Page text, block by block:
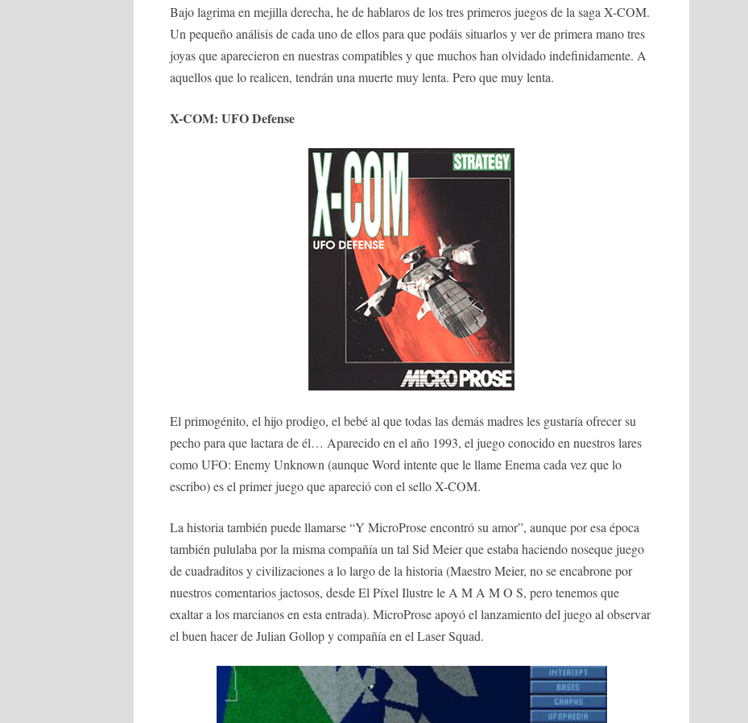
Bajo lagrima en mejilla derecha, he de hablaros de los tres primeros juegos de la saga X-COM.
Un pequeño análisis de cada uno de ellos para que podáis situarlos y ver de primera mano tres
joyas que aparecieron en nuestras compatibles y que muchos han olvidado indefinidamente. A
aquellos que lo realicen, tendrán una muerte muy lenta. Pero que muy lenta.
X-COM: UFO Defense
El primogénito, el hijo prodigo, el bebé al que todas las demás madres les gustaría ofrecer su
pecho para que lactara de él… Aparecido en el año 1993, el juego conocido en nuestros lares
como UFO: Enemy Unknown (aunque Word intente que le llame Enema cada vez que lo
escribo) es el primer juego que apareció con el sello X-COM.
La historia también puede llamarse “Y MicroProse encontró su amor”, aunque por esa época
también pululaba por la misma compañía un tal Sid Meier que estaba haciendo noseque juego
de cuadraditos y civilizaciones a lo largo de la historia (Maestro Meier, no se encabrone por
nuestros comentarios jactosos, desde El Píxel Ilustre le A M A M O S, pero tenemos que
exaltar a los marcianos en esta entrada). MicroProse apoyó el lanzamiento del juego al observar
el buen hacer de Julian Gollop y compañía en el Laser Squad.